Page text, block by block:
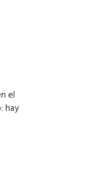
el
hay